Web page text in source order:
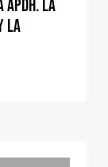
La
la